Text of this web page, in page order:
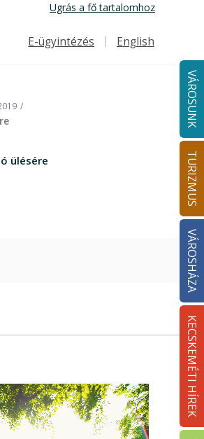
Ugrás a fő tartalomhoz
Felső navigáció
E-ügyintézés English
VÁROSUNK
TURIZMUS
VÁROSHÁZA
KECSKEMÉTI HÍREK
ülésére